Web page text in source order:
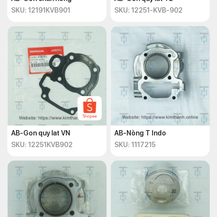
SKU: 12191KVB901
SKU: 12251-KVB-902
AB-Gon quy lat VN
SKU: 12251KVB902
AB-Nòng T Indo
SKU: 1117215